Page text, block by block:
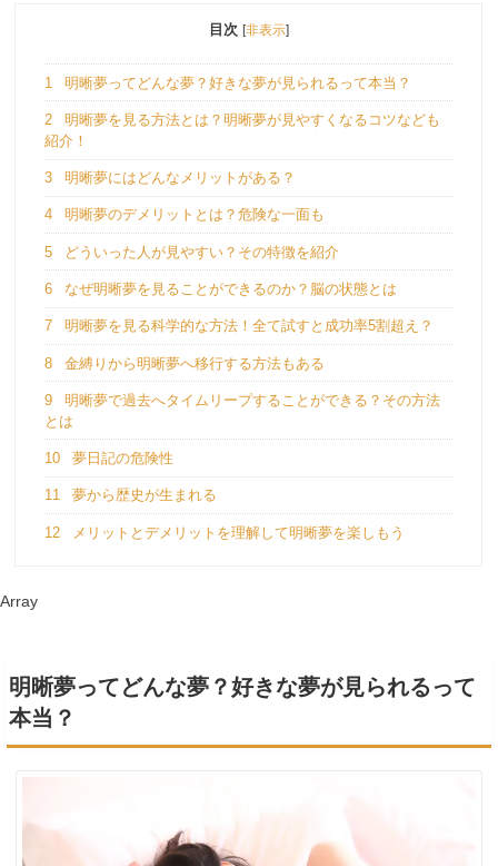
目次 [非表示]
1 明晰夢ってどんな夢？好きな夢が見られるって本当？
2
明晰夢を見る方法とは？明晰夢が見やすくなるコツなども
紹介！
3 明晰夢にはどんなメリットがある？
4 明晰夢のデメリットとは？危険な一面も
5 どういった人が見やすい？その特徴を紹介
6 なぜ明晰夢を見ることができるのか？脳の状態とは
7 明晰夢を見る科学的な方法！全て試すと成功率5割超え？
8 金縛りから明晰夢へ移行する方法もある
9
明晰夢で過去へタイムリープすることができる？その方法
とは
10 夢日記の危険性
11 夢から歴史が生まれる
12 メリットとデメリットを理解して明晰夢を楽しもう
Array
明晰夢ってどんな夢？好きな夢が見られるって
本当？